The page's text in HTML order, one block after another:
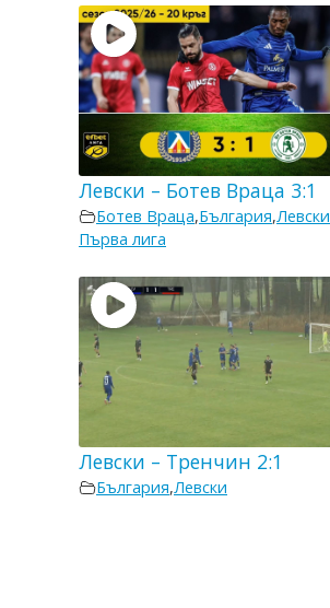
Левски – Ботев Враца 3:1
Ботев Враца,България,Левски
Първа лига
Левски – Тренчин 2:1
България,Левски